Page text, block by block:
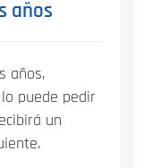
años
años,
puede pedir
un